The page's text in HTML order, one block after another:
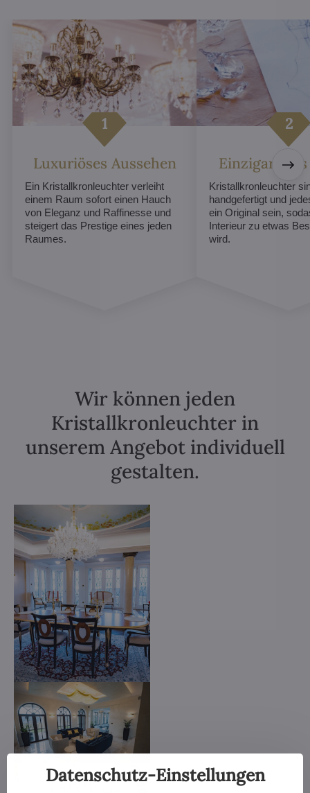
Luxuriöses Aussehen
Ein Kristallkronleuchter verleiht
einem Raum sofort einen Hauch
von Eleganz und Raffinesse und
steigert das Prestige eines jeden
Raumes.
Kristallkronleuchter
handgefertigt und
ein Original sein,
Interieur zu etwas
wird.
Wir können jeden
Kristallkronleuchter in
unserem Angebot individuell
gestalten.
Datenschutz-Einstellungen